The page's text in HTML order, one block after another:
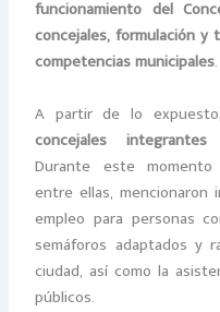
funcionamiento del
concejales, formulación y
competencias municipales.
A partir de lo
concejales
Durante este
entre ellas, mencionaron
empleo para personas
semáforos adaptados y
ciudad, así como la
públicos.